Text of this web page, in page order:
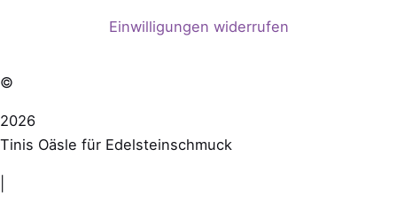
Einwilligungen widerrufen
©
2026
Tinis Oäsle für Edelsteinschmuck